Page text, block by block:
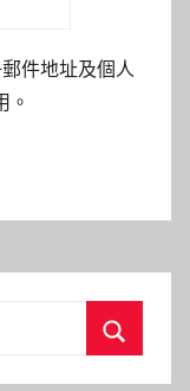
件地址及個人
。